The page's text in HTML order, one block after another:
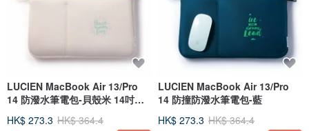
LUCIEN MacBook Air 13/Pro
14 防潑水筆電包-貝殼米 14吋電
HK$ 273.3 HK$ 364.4
LUCIEN MacBook Air 13/Pro
14 防撞防潑水筆電包-藍
HK$ 273.3 HK$ 364.4